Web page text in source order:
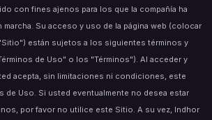
con fines ajenos para los que la compañía ha
Su acceso y uso de la página web (colocar
están sujetos a los siguientes términos y
de Uso" o los "Términos"). Al acceder y
acepta, sin limitaciones ni condiciones, este
de Uso. Si usted eventualmente no desea estar
por favor no utilice este Sitio. A su vez, Indhor